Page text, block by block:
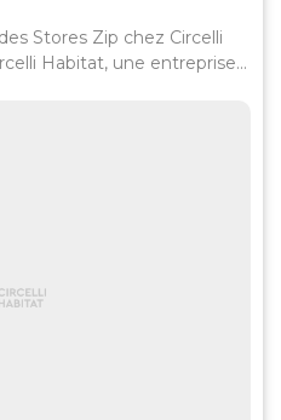
Stores Zip chez Circelli
Habitat, une entreprise...